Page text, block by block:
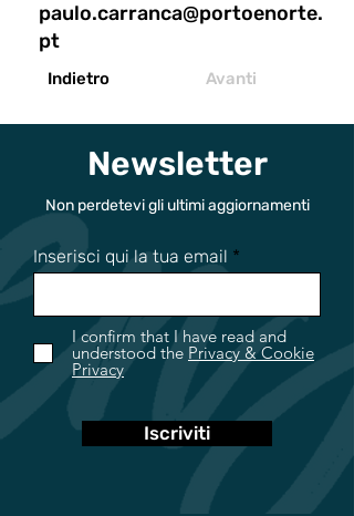
paulo.carranca@portoenorte.
pt
Indietro Avanti
Newsletter
Non perdetevi gli ultimi aggiornamenti
Inserisci qui la tua email
I confirm that I have read and
understood the Privacy & Cookie
Privacy
Iscriviti